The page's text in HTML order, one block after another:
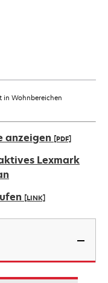
in Wohnbereichen
anzeigen [PDF]
Lexmark
[LINK]